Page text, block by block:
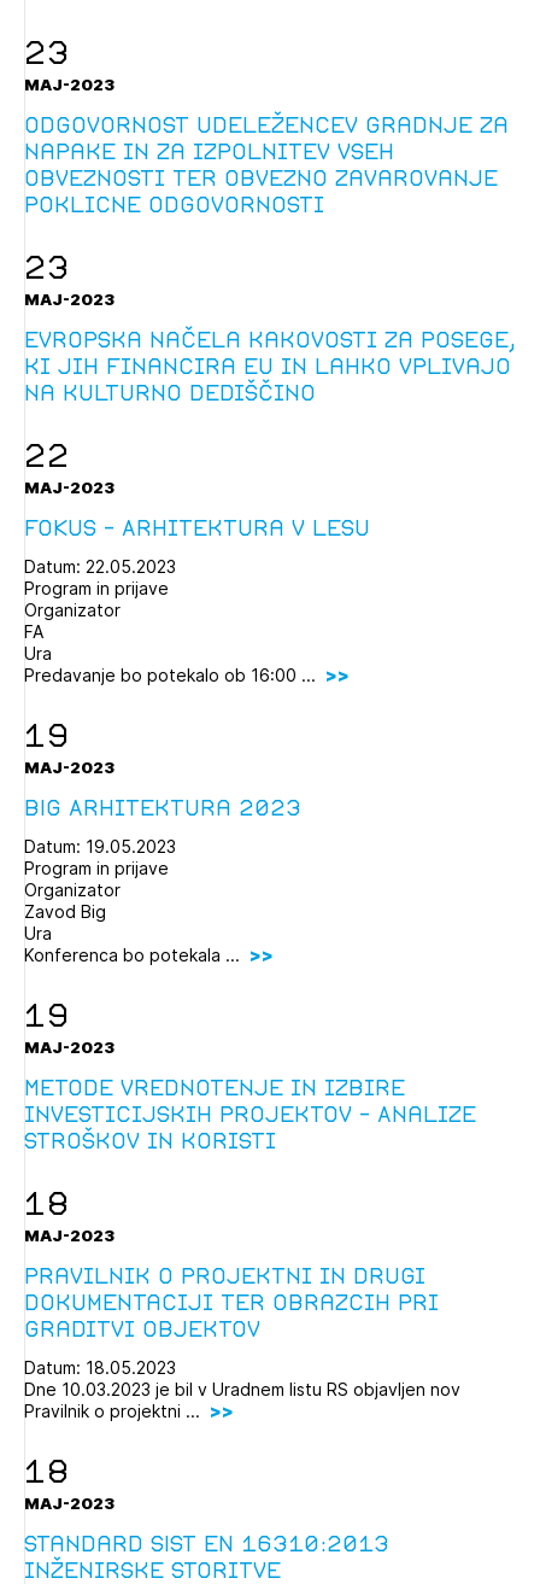
23
MAJ-2023
Odgovornost udeležencev gradnje za
napake in za izpolnitev vseh
obveznosti ter obvezno zavarovanje
poklicne odgovornosti
23
MAJ-2023
Evropska načela kakovosti za posege,
ki jih financira EU in lahko vplivajo
na kulturno dediščino
22
MAJ-2023
FOKUS - Arhitektura v lesu
Datum: 22.05.2023
Program in prijave
Organizator
FA
Ura
Predavanje bo potekalo ob 16:00 ...
19
MAJ-2023
BIG Arhitektura 2023
Datum: 19.05.2023
Program in prijave
Organizator
Zavod Big
Ura
Konferenca bo potekala ...
19
MAJ-2023
Metode vrednotenje in izbire
investicijskih projektov - Analize
stroškov in koristi
18
MAJ-2023
Pravilnik o projektni in drugi
dokumentaciji ter obrazcih pri
graditvi objektov
Datum: 18.05.2023
Dne 10.03.2023 je bil v Uradnem listu RS objavljen nov
Pravilnik o projektni ...
18
MAJ-2023
Standard SIST EN 16310:2013
inženirske storitve